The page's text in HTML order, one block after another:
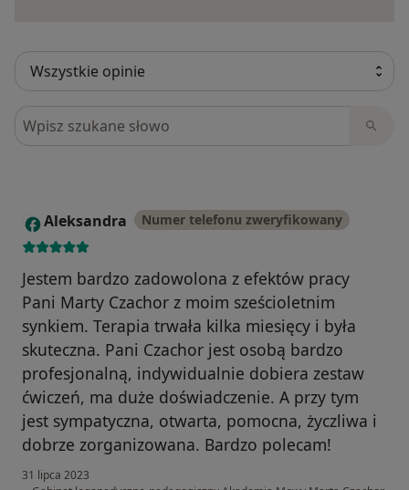
Szukaj w opiniach
A Aleksandra Numer telefonu zweryfikowany
Jestem bardzo zadowolona z efektów pracy
Pani Marty Czachor z moim sześcioletnim
synkiem. Terapia trwała kilka miesięcy i była
skuteczna. Pani Czachor jest osobą bardzo
profesjonalną, indywidualnie dobiera zestaw
ćwiczeń, ma duże doświadczenie. A przy tym
jest sympatyczna, otwarta, pomocna, życzliwa i
dobrze zorganizowana. Bardzo polecam!
31 lipca 2023